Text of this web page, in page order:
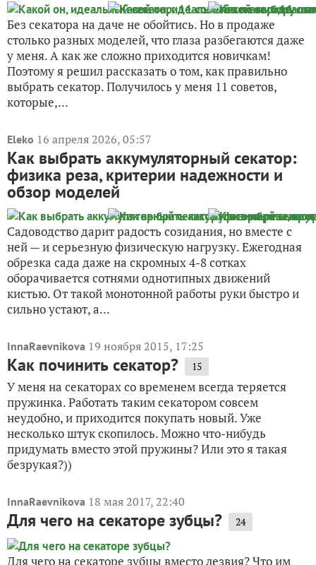
Без секатора на даче не обойтись. Но в продаже
столько разных моделей, что глаза разбегаются даже
у меня. А как же сложно приходится новичкам!
Поэтому я решил рассказать о том, как правильно
выбрать секатор. Получилось у меня 11 советов,
которые,...
Eleko 16 апреля 2026, 05:57
Как выбрать аккумуляторный секатор:
физика реза, критерии надежности и
обзор моделей
Садоводство дарит радость созидания, но вместе с
ней — и серьезную физическую нагрузку. Ежегодная
обрезка сада даже на скромных 4-8 сотках
оборачивается сотнями однотипных движений
кистью. От такой монотонной работы руки быстро и
сильно устают, а...
InnaRaevnikova 19 ноября 2015, 17:25
Как починить секатор? 15
У меня на секаторах со временем всегда теряется
пружинка. Работать таким секатором совсем
неудобно, и приходится покупать новый. Уже
несколько штук скопилось. Можно что-нибудь
придумать вместо этой пружины? Или это я такая
безрукая?))
InnaRaevnikova 18 мая 2017, 22:40
Для чего на секаторе зубцы? 24
Для чего на секаторе зубцы вместо лезвия? Что им